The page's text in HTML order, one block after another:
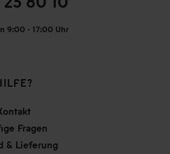
9:00 - 17:00 Uhr
Fragen
& Lieferung